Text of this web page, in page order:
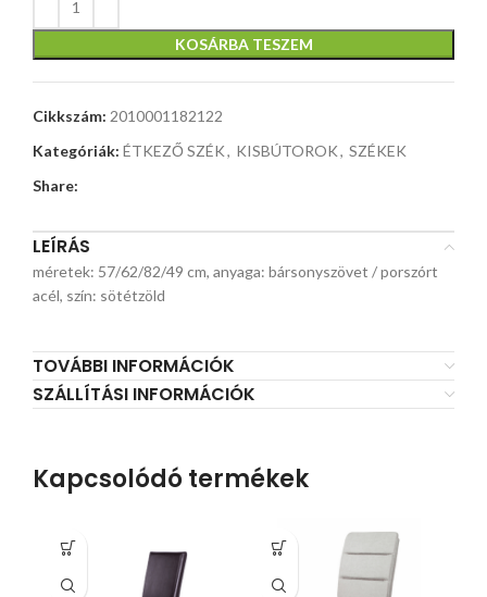
KOSÁRBA TESZEM
Cikkszám: 2010001182122
Kategóriák: ÉTKEZŐ SZÉK, KISBÚTOROK, SZÉKEK
Share:
LEÍRÁS
méretek: 57/62/82/49 cm, anyaga: bársonyszövet / porszórt
acél, szín: sötétzöld
TOVÁBBI INFORMÁCIÓK
SZÁLLÍTÁSI INFORMÁCIÓK
Kapcsolódó termékek